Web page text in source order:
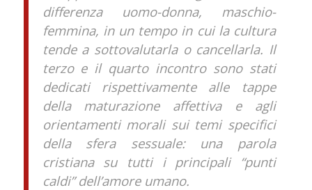
differenza uomo-donna, maschio-
femmina, in un tempo in cui la cultura
tende a sottovalutarla o cancellarla. Il
terzo e il quarto incontro sono stati
dedicati rispettivamente alle tappe
della maturazione affettiva e agli
orientamenti morali sui temi specifici
della sfera sessuale: una parola
cristiana su tutti i principali “punti
caldi” dell’amore umano.